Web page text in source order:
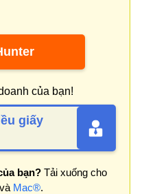
của bạn!
giấy
bạn?Tải xuống cho
Mac®.